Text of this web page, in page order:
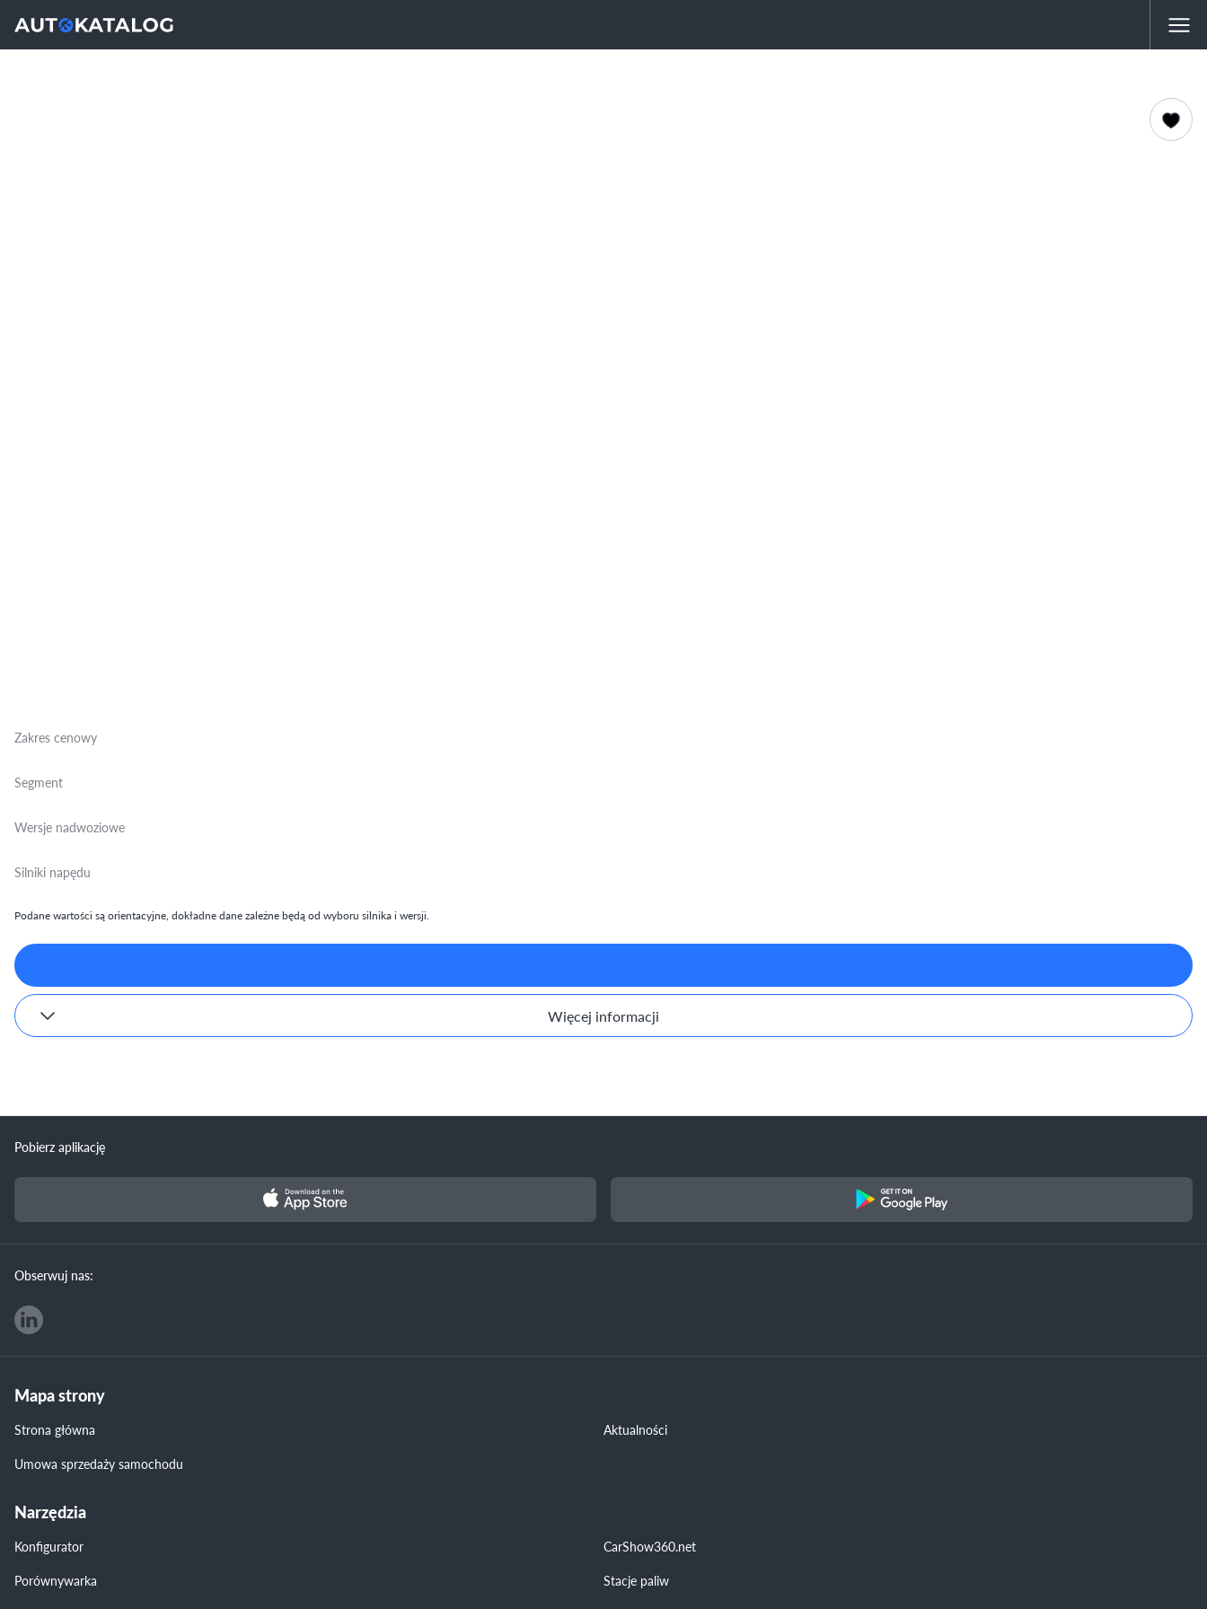
Zakres cenowy
Segment
Wersje nadwoziowe
Silniki napędu
Podane wartości są orientacyjne, dokładne dane zależne będą od wyboru silnika i wersji.
Więcej informacji
Pobierz aplikację
Obserwuj nas:
Mapa strony
Strona główna
Aktualności
Umowa sprzedaży samochodu
Narzędzia
Konfigurator
CarShow360.net
Porównywarka
Stacje paliw